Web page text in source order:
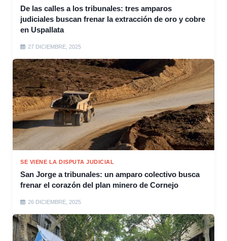
De las calles a los tribunales: tres amparos
judiciales buscan frenar la extracción de oro y cobre
en Uspallata
27 DICIEMBRE, 2025
SE VIENE LA DISPUTA JUDICIAL
San Jorge a tribunales: un amparo colectivo busca
frenar el corazón del plan minero de Cornejo
26 DICIEMBRE, 2025